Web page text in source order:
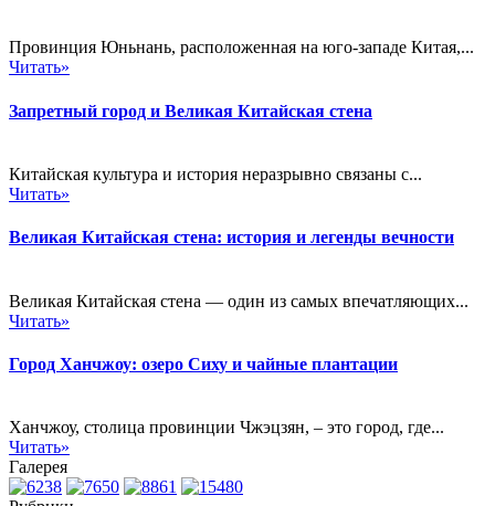
Провинция Юньнань, расположенная на юго-западе Китая,...
Читать»
Запретный город и Великая Китайская стена
Китайская культура и история неразрывно связаны с...
Читать»
Великая Китайская стена: история и легенды вечности
Великая Китайская стена — один из самых впечатляющих...
Читать»
Город Ханчжоу: озеро Сиху и чайные плантации
Ханчжоу, столица провинции Чжэцзян, – это город, где...
Читать»
Галерея